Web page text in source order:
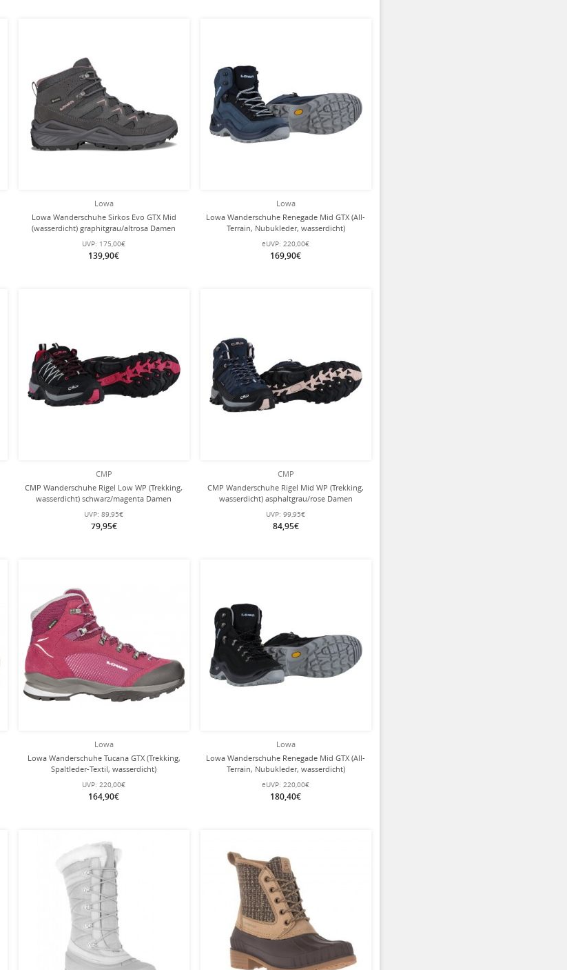
Lowa
Lowa Wanderschuhe Sirkos Evo GTX Mid
(wasserdicht) graphitgrau/altrosa Damen
UVP: 175,00€
139,90€
Lowa
Lowa Wanderschuhe Renegade Mid GTX (All-
Terrain, Nubukleder, wasserdicht)
eUVP: 220,00€
169,90€
CMP
CMP Wanderschuhe Rigel Low WP (Trekking,
wasserdicht) schwarz/magenta Damen
UVP: 89,95€
79,95€
CMP
CMP Wanderschuhe Rigel Mid WP (Trekking,
wasserdicht) asphaltgrau/rose Damen
UVP: 99,95€
84,95€
Lowa
Lowa Wanderschuhe Tucana GTX (Trekking,
Spaltleder-Textil, wasserdicht)
UVP: 220,00€
164,90€
Lowa
Lowa Wanderschuhe Renegade Mid GTX (All-
Terrain, Nubukleder, wasserdicht)
eUVP: 220,00€
180,40€